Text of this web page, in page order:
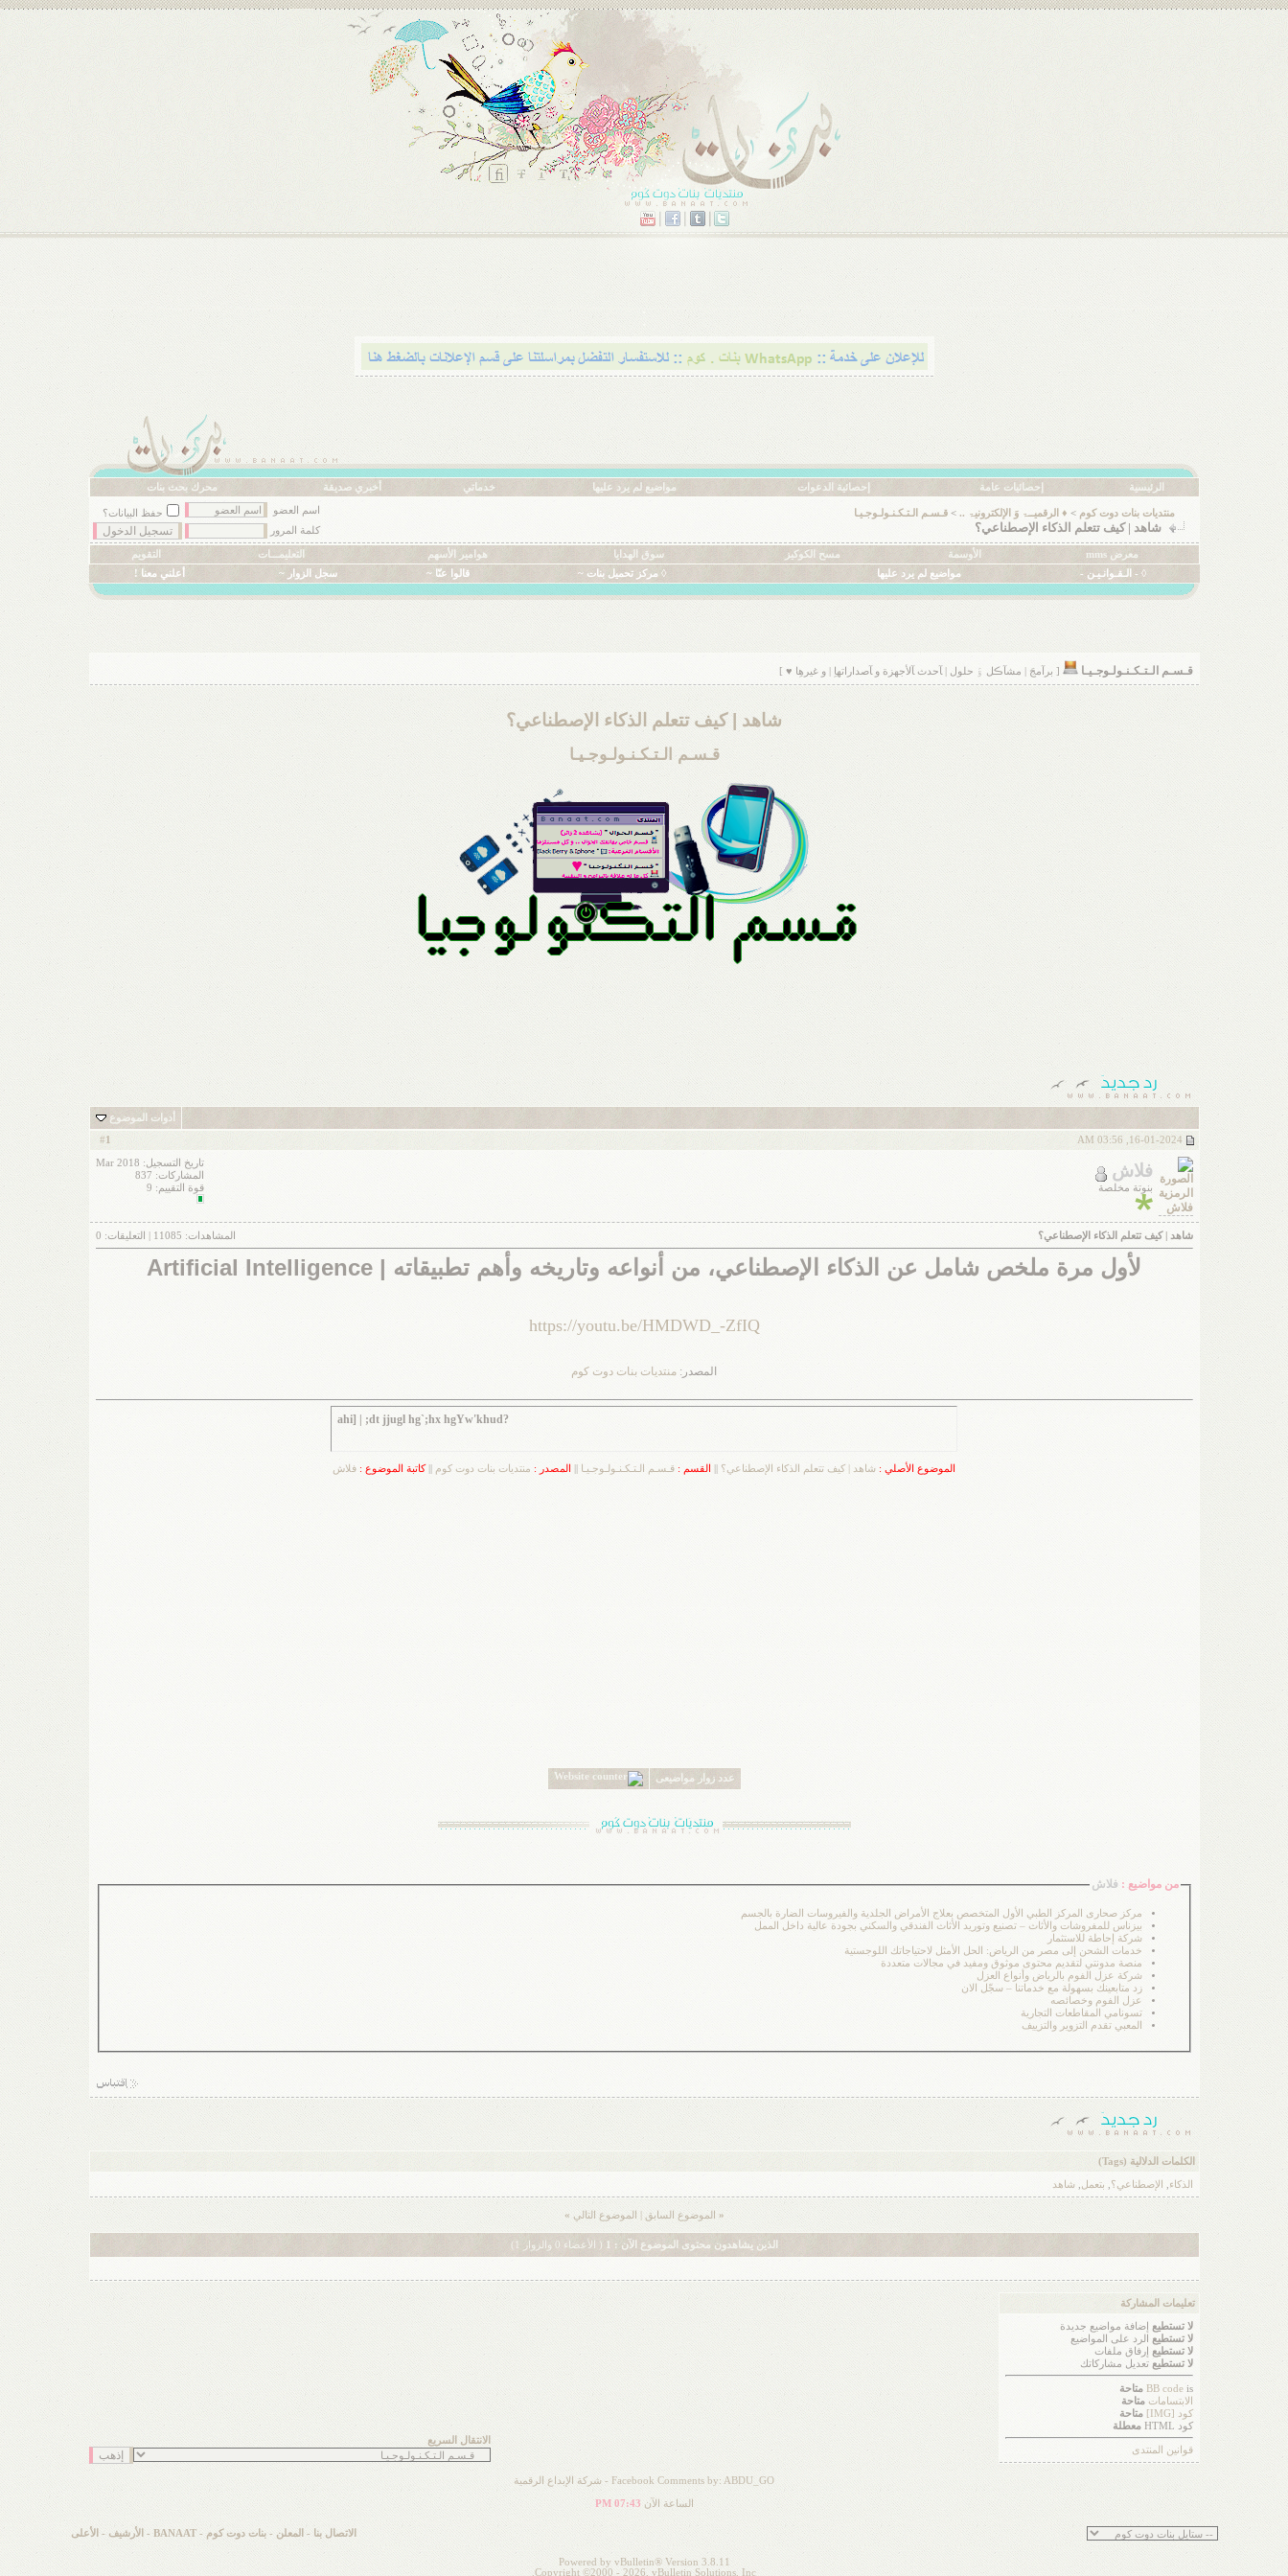
الرئيسية إحصائيات عامة إحصائية الدعوات مواضيع لم يرد عليها خدماتي أخبري صديقة محرك بحث بنات
منتديات بنات دوت كوم > ♦ الرقميــۃ وَ الإلكترونيۃ .. >قـسـم الـتـكـنـولـوجـيـا
شاهد | كيف تتعلم الذكاء الإصطناعي؟
اسم العضو
حفظ البيانات؟
كلمة المرور
معرض mms الأوسمة مسح الكوكيز سوق الهدايا هوامير الأسهم التعليمـــات
التقويم
◊ - الـقـوانـيـن -
مواضيع لم يرد عليها ◊ مركز تحميل بنات ~ قالوا عنّا ~ سجل الزوار ~ أعلني معنا !
قـسـم الـتـكـنـولـوجـيـا [ برآمجَ | مشآڪل ۊَ حلول | ﺂحدث ﺂلأجهزة و ﺂصداراتهاِ | و غيرهِا ♥ ]
شاهد | كيف تتعلم الذكاء الإصطناعي؟
قـسـم الـتـكـنـولـوجـيـا
أدوات الموضوع
1
فلاش
بنوتة مخلصة
تاريخ التسجيل: Mar 2018
المشاركات: 837
قوة التقييم: 9
المشاهدات: 11085 | التعليقات: 0 شاهد | كيف تتعلم الذكاء الإصطناعي؟
لأول مرة ملخص شامل عن الذكاء الإصطناعي، من أنواعه وتاريخه وأهم تطبيقاته | Artificial Intelligence
https://youtu.be/HMDWD_-ZfIQ
المصدر: منتديات بنات دوت كوم
ahi] | ;dt jjugl hg`;hx hgYw'khud?
الموضوع الأصلي : شاهد | كيف تتعلم الذكاء الإصطناعي؟ القسم : قـسـم الـتـكـنـولـوجـيـا المصدر : منتديات بنات دوت كوم ||كاتبة الموضوع : فلاش
عدد زوار مواضيعى
من مواضيع : فلاش
مركز صحارى المركز الطبي الأول المتخصص بعلاج الأمراض الجلدية والفيروسات الضارة بالجسم
بيزناس للمفروشات والأثاث – تصنيع وتوريد الأثاث الفندقي والسكني بجودة عالية داخل الممل
شركة إحاطة للاستثمار
خدمات الشحن إلى مصر من الرياض: الحل الأمثل لاحتياجاتك اللوجستية
منصة مدونتي لتقديم محتوى موثوق ومفيد في مجالات متعددة
شركة عزل الفوم بالرياض وأنواع العزل
زد متابعينك بسهولة مع خدماتنا – سجّل الان
عزل الفوم وخصائصه
تسونامي المقاطعات التجارية
المعبي تقدم التزوير والتزييف
الكلمات الدلالية (Tags)
الذكاء الإصطناعي؟ بتعمل ,شاهد
« الموضوع السابق الموضوع التالي »
الذين يشاهدون محتوى الموضوع الآن : 1 ( الأعضاء 0 والزوار 1)
تعليمات المشاركة
لا تستطيع
إضافة مواضيع جديدة
لا تستطيع
الرد على المواضيع
لا تستطيع
إرفاق ملفات
لا تستطيع تعديل مشاركاتك
BB codeis
متاحة
الابتسامات متاحة
كود [IMG]
متاحة
كود HTML
معطلة
قوانين المنتدى
الانتقال السريع
Facebook Comments by: ABDU_GO - شركة الإبداع الرقمية
الساعة الآن 07:43 PM
الاتصال بنا - المعلن -بنات دوت كوم - BANAAT - الأرشيف - الأعلى
Powered by vBulletin® Version 3.8.11
Copyright ©2000 - 2026, vBulletin Solutions, Inc.